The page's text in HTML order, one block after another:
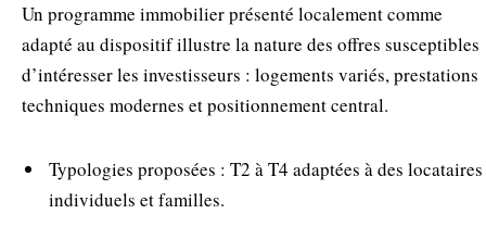
Un programme immobilier présenté localement comme
adapté au dispositif illustre la nature des offres susceptibles
d’intéresser les investisseurs : logements variés, prestations
techniques modernes et positionnement central.
Typologies proposées : T2 à T4 adaptées à des locataires
individuels et familles.